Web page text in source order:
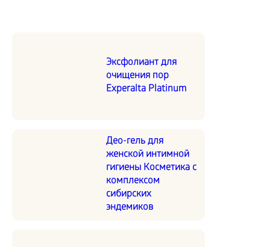
Эксфолиант для
очищения пор
Experalta Platinum
Део-гель для
женской интимной
гигиены Косметика с
комплексом
сибирских
эндемиков